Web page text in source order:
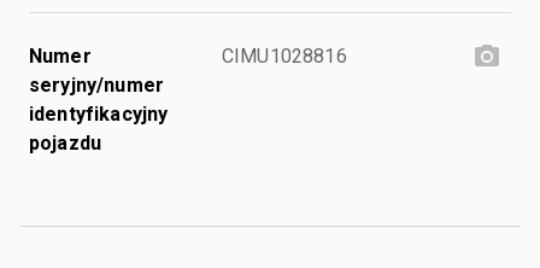
Numer
seryjny/numer
identyfikacyjny
pojazdu
CIMU1028816